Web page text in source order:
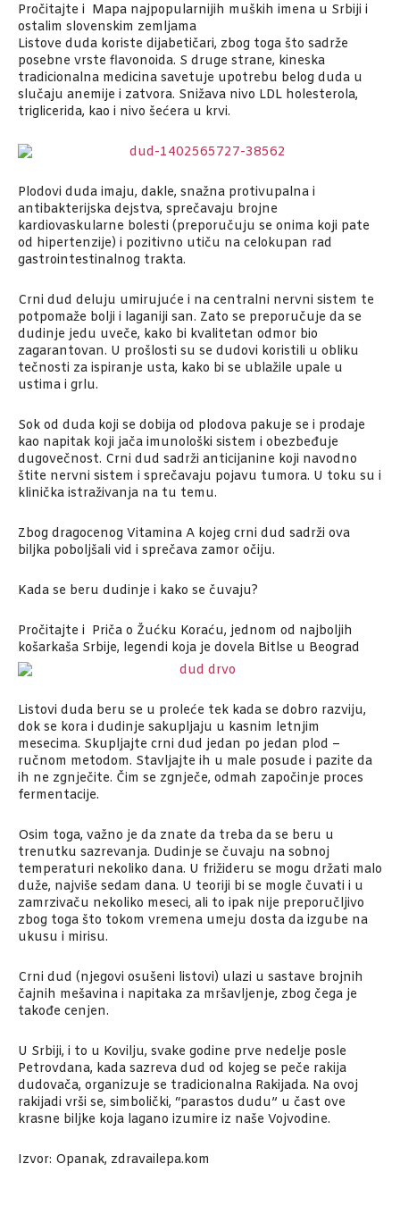
Pročitajte i Mapa najpopularnijih muških imena u Srbiji i
ostalim slovenskim zemljama
Listove duda koriste dijabetičari, zbog toga što sadrže
posebne vrste flavonoida. S druge strane, kineska
tradicionalna medicina savetuje upotrebu belog duda u
slučaju anemije i zatvora. Snižava nivo LDL holesterola,
triglicerida, kao i nivo šećera u krvi.
Plodovi duda imaju, dakle, snažna protivupalna i
antibakterijska dejstva, sprečavaju brojne
kardiovaskularne bolesti (preporučuju se onima koji pate
od hipertenzije) i pozitivno utiču na celokupan rad
gastrointestinalnog trakta.
Crni dud deluju umirujuće i na centralni nervni sistem te
potpomaže bolji i laganiji san. Zato se preporučuje da se
dudinje jedu uveče, kako bi kvalitetan odmor bio
zagarantovan. U prošlosti su se dudovi koristili u obliku
tečnosti za ispiranje usta, kako bi se ublažile upale u
ustima i grlu.
Sok od duda koji se dobija od plodova pakuje se i prodaje
kao napitak koji jača imunološki sistem i obezbeđuje
dugovečnost. Crni dud sadrži anticijanine koji navodno
štite nervni sistem i sprečavaju pojavu tumora. U toku su i
klinička istraživanja na tu temu.
Zbog dragocenog Vitamina A kojeg crni dud sadrži ova
biljka poboljšali vid i sprečava zamor očiju.
Kada se beru dudinje i kako se čuvaju?
Pročitajte i Priča o Žućku Koraću, jednom od najboljih
košarkaša Srbije, legendi koja je dovela Bitlse u Beograd
Listovi duda beru se u proleće tek kada se dobro razviju,
dok se kora i dudinje sakupljaju u kasnim letnjim
mesecima. Skupljajte crni dud jedan po jedan plod –
ručnom metodom. Stavljajte ih u male posude i pazite da
ih ne zgnječite. Čim se zgnječe, odmah započinje proces
fermentacije.
Osim toga, važno je da znate da treba da se beru u
trenutku sazrevanja. Dudinje se čuvaju na sobnoj
temperaturi nekoliko dana. U frižideru se mogu držati malo
duže, najviše sedam dana. U teoriji bi se mogle čuvati i u
zamrzivaču nekoliko meseci, ali to ipak nije preporučljivo
zbog toga što tokom vremena umeju dosta da izgube na
ukusu i mirisu.
Crni dud (njegovi osušeni listovi) ulazi u sastave brojnih
čajnih mešavina i napitaka za mršavljenje, zbog čega je
takođe cenjen.
U Srbiji, i to u Kovilju, svake godine prve nedelje posle
Petrovdana, kada sazreva dud od kojeg se peče rakija
dudovača, organizuje se tradicionalna Rakijada. Na ovoj
rakijadi vrši se, simbolički, “parastos dudu” u čast ove
krasne biljke koja lagano izumire iz naše Vojvodine.
Izvor: Opanak, zdravailepa.kom